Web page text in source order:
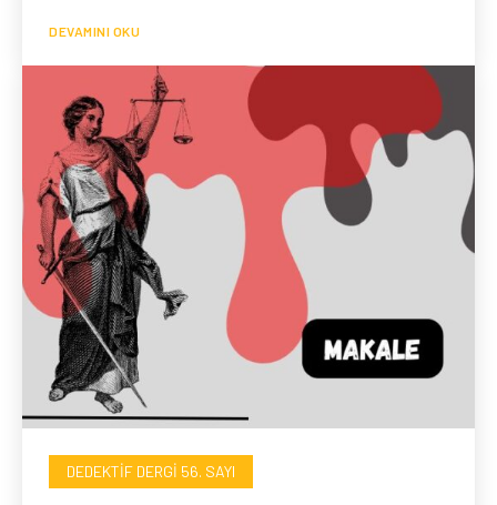
DEVAMINI OKU
DEDEKTIF DERGI 56. SAYI